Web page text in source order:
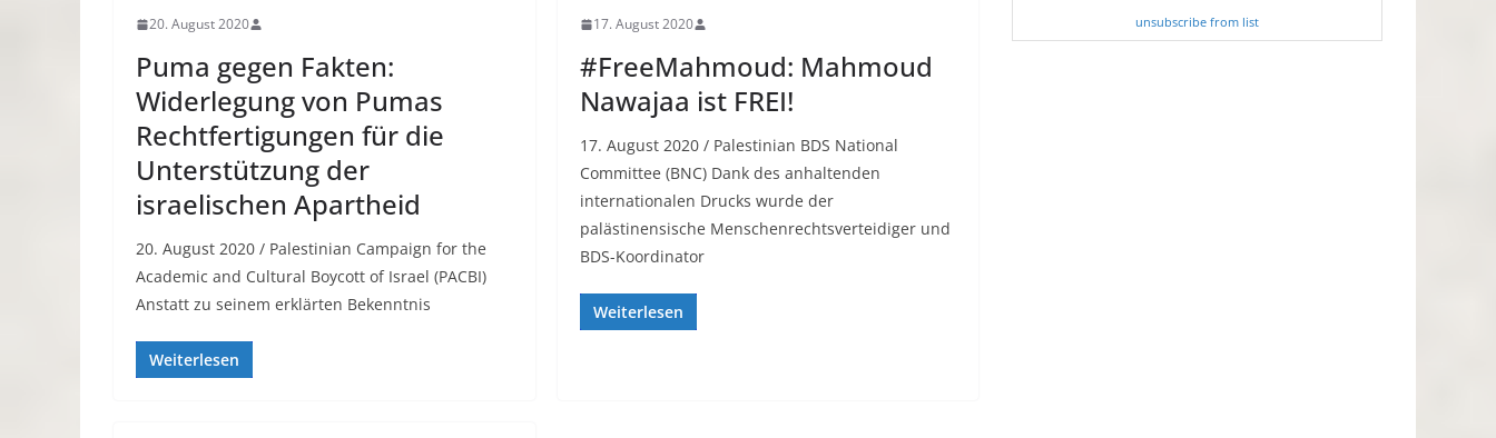
20. August 2020
Puma gegen Fakten:
Widerlegung von Pumas
Rechtfertigungen für die
Unterstützung der
israelischen Apartheid
20. August 2020 / Palestinian Campaign for the
Academic and Cultural Boycott of Israel (PACBI)
Anstatt zu seinem erklärten Bekenntnis
Weiterlesen
17. August 2020
#FreeMahmoud: Mahmoud
Nawajaa ist FREI!
17. August 2020 / Palestinian BDS National
Committee (BNC) Dank des anhaltenden
internationalen Drucks wurde der
palästinensische Menschenrechtsverteidiger und
BDS-Koordinator
Weiterlesen
unsubscribe from list